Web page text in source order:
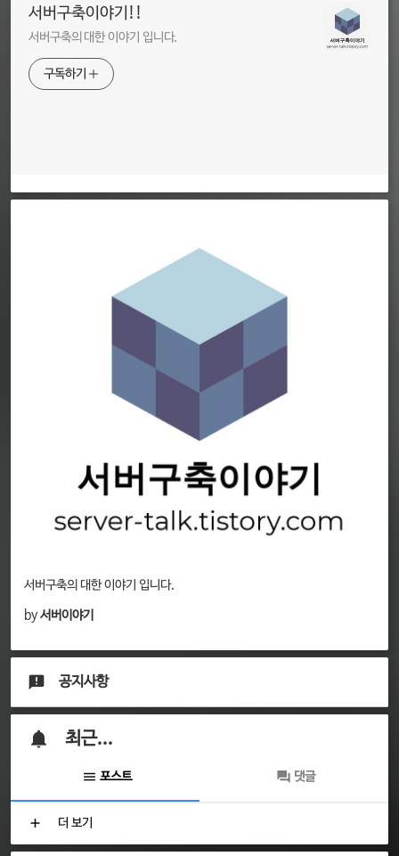
서버구축이야기!!
서버구축의 대한 이야기 입니다.
구독하기
서버구축의 대한 이야기 입니다.
by서버이야기
공지사항
최근...
포스트 댓글
더 보기